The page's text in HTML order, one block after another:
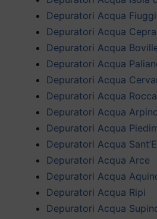
Depuratori Acqua Fiuggi
Depuratori Acqua
Depuratori Acqua
Depuratori Acqua
Depuratori Acqua
Depuratori Acqua
Depuratori Acqua
Depuratori Acqua
Depuratori Acqua
Depuratori Acqua Arce
Depuratori Acqua
Depuratori Acqua Ripi
Depuratori Acqua